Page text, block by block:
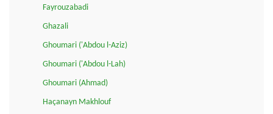
Fayrouzabadi
Ghazali
Ghoumari ('Abdou l-Aziz)
Ghoumari ('Abdou l-Lah)
Ghoumari (Ahmad)
Haçanayn Makhlouf